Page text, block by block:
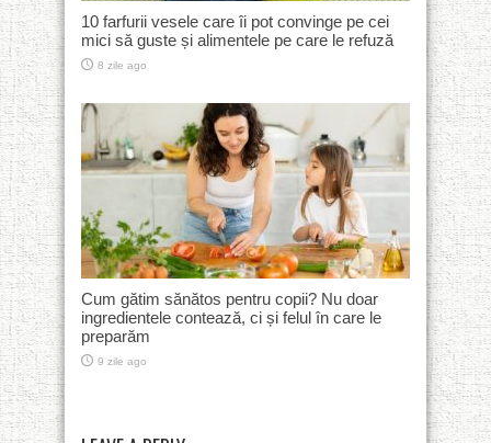
10 farfurii vesele care îi pot convinge pe cei
mici să guste și alimentele pe care le refuză
8 zile ago
Cum gătim sănătos pentru copii? Nu doar
ingredientele contează, ci și felul în care le
preparăm
9 zile ago